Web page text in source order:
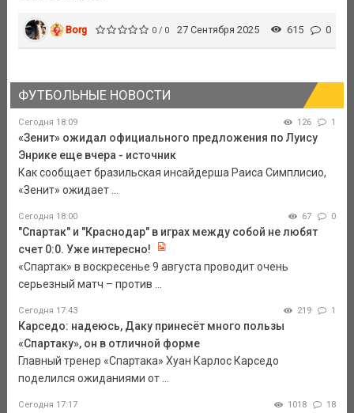
Borg 0 / 0 27 Сентября 2025 615 0
ФУТБОЛЬНЫЕ НОВОСТИ
Сегодня 18:09 126 1
«Зенит» ожидал официального предложения по Луису
Энрике еще вчера - источник
Как сообщает бразильская инсайдерша Раиса Симплисио,
«Зенит» ожидает ...
Сегодня 18:00 67 0
"Спартак" и "Краснодар" в играх между собой не любят
счет 0:0. Уже интересно!
«Спартак» в воскресенье 9 августа проводит очень
серьезный матч – против ...
Сегодня 17:43 219 1
Карседо: надеюсь, Даку принесёт много пользы
«Спартаку», он в отличной форме
Главный тренер «Спартака» Хуан Карлос Карседо
поделился ожиданиями от ...
Сегодня 17:17 1018 18